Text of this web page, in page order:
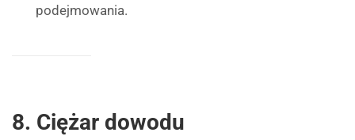
podejmowania.
8. Ciężar dowodu